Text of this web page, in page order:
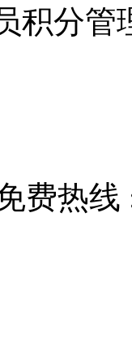
积分管
费热线